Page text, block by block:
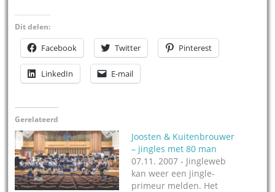
Dit delen:
Facebook Twitter Pinterest
LinkedIn E-mail
Gerelateerd
Joosten & Kuitenbrouwer
– jingles met 80 man
07.11. 2007 - Jingleweb
kan weer een jingle-
primeur melden. Het